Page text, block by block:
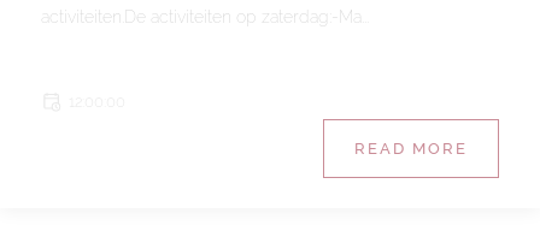
activiteiten.De activiteiten op zaterdag:-Ma...
READ MORE